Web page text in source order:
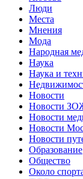
Люди
Места
Мнения
Мода
Народная
Наука
Наука и
Новости
Новости
Новости
Новости
Новости
Образование
Общество
Около